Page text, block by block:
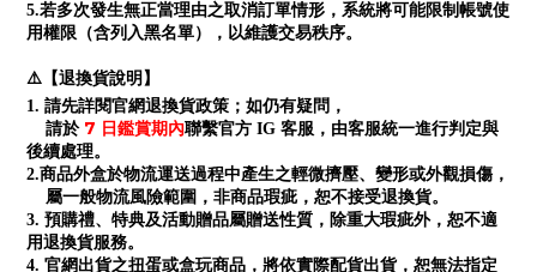
5.若多次發生無正當理由之取消訂單情形，系統將可能限制帳號使
用權限（含列入黑名單），以維護交易秩序。
⚠️【退換貨說明】
1. 請先詳閱官網退換貨政策；如仍有疑問，
請於 7 日鑑賞期內聯繫官方 IG 客服，由客服統一進行判定與
後續處理。
2.商品外盒於物流運送過程中產生之輕微擠壓、變形或外觀損傷，
屬一般物流風險範圍，非商品瑕疵，恕不接受退換貨。
3. 預購禮、特典及活動贈品屬贈送性質，除重大瑕疵外，恕不適
用退換貨服務。
4. 官網出貨之扭蛋或盒玩商品，將依實際配貨出貨，恕無法指定